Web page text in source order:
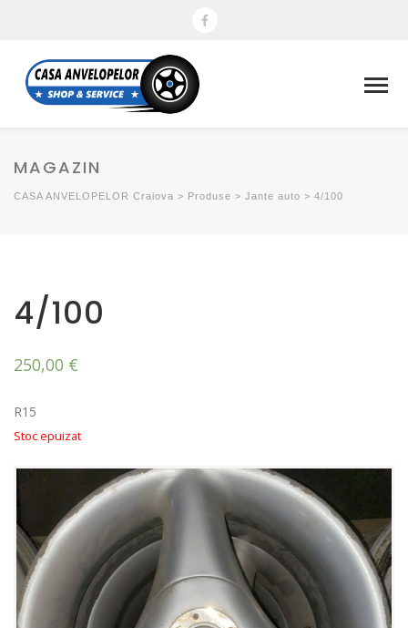
MAGAZIN
CASA ANVELOPELOR Craiova > Produse > Jante auto > 4/100
4/100
250,00 €
R15
Stoc epuizat